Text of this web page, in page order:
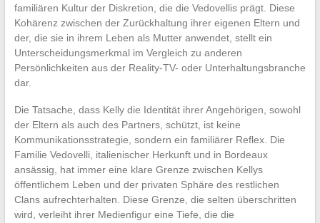
familiären Kultur der Diskretion, die die Vedovellis prägt. Diese
Kohärenz zwischen der Zurückhaltung ihrer eigenen Eltern und
der, die sie in ihrem Leben als Mutter anwendet, stellt ein
Unterscheidungsmerkmal im Vergleich zu anderen
Persönlichkeiten aus der Reality-TV- oder Unterhaltungsbranche
dar.
Die Tatsache, dass Kelly die Identität ihrer Angehörigen, sowohl
der Eltern als auch des Partners, schützt, ist keine
Kommunikationsstrategie, sondern ein familiärer Reflex. Die
Familie Vedovelli, italienischer Herkunft und in Bordeaux
ansässig, hat immer eine klare Grenze zwischen Kellys
öffentlichem Leben und der privaten Sphäre des restlichen
Clans aufrechterhalten. Diese Grenze, die selten überschritten
wird, verleiht ihrer Medienfigur eine Tiefe, die die